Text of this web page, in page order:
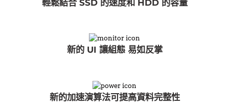
輕鬆結合 SSD 的速度和 HDD 的容量
新的 UI 讓組態 易如反掌
新的加速演算法可提高資料完整性